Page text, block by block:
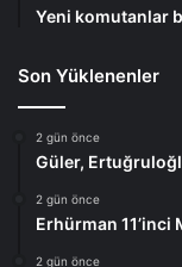
Yeni komutanlar
Son Yüklenenler
2 gün önce
Güler,
2 gün önce
Erhürman 11’inci
2 gün önce